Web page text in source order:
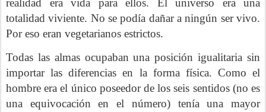
realidad era vida para ellos. El universo era una
totalidad viviente. No se podía dañar a ningún ser vivo.
Por eso eran vegetarianos estrictos.
Todas las almas ocupaban una posición igualitaria sin
importar las diferencias en la forma física. Como el
hombre era el único poseedor de los seis sentidos (no es
una equivocación en el número) tenía una mayor